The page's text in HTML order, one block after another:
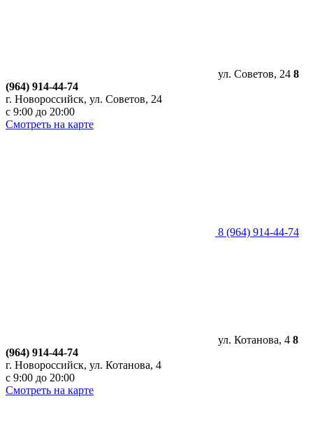
ул. Советов, 24 8
(964) 914-44-74
г. Новороссийск, ул. Советов, 24
с 9:00 до 20:00
Смотреть на карте
8 (964) 914-44-74
ул. Котанова, 4 8
(964) 914-44-74
г. Новороссийск, ул. Котанова, 4
с 9:00 до 20:00
Смотреть на карте